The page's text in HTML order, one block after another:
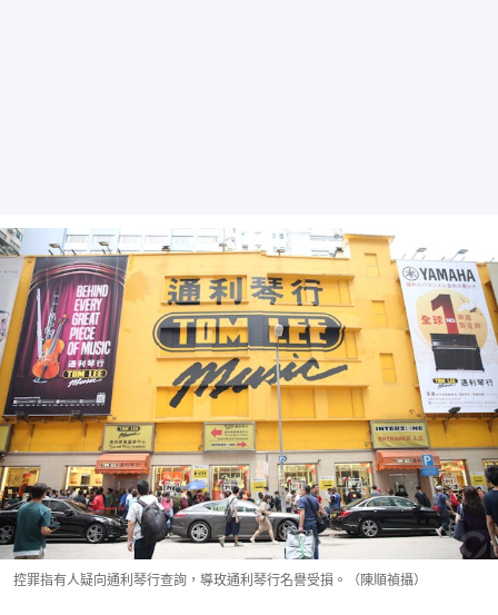
控罪指有人疑向通利琴行查詢，導玫通利琴行名譽受損。（陳順禎攝）